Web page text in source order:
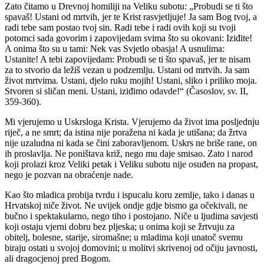
Zato čitamo u Drevnoj homiliji na Veliku subotu: „Probudi se ti što
spavaš! Ustani od mrtvih, jer te Krist rasvjetljuje! Ja sam Bog tvoj, a
radi tebe sam postao tvoj sin. Radi tebe i radi ovih koji su tvoji
potomci sada govorim i zapovijedam svima što su okovani: Iziđite!
A onima što su u tami: Nek vas Svjetlo obasja! A usnulima:
Ustanite! A tebi zapovijedam: Probudi se ti što spavaš, jer te nisam
za to stvorio da ležiš vezan u podzemlju. Ustani od mrtvih. Ja sam
život mrtvima. Ustani, djelo ruku mojih! Ustani, sliko i priliko moja.
Stvoren si sličan meni. Ustani, iziđimo odavde!“ (Časoslov, sv. II,
359-360).
Mi vjerujemo u Uskrsloga Krista. Vjerujemo da život ima posljednju
riječ, a ne smrt; da istina nije poražena ni kada je utišana; da žrtva
nije uzaludna ni kada se čini zaboravljenom. Uskrs ne briše rane, on
ih proslavlja. Ne poništava križ, nego mu daje smisao. Zato i narod
koji prolazi kroz Veliki petak i Veliku subotu nije osuđen na propast,
nego je pozvan na obraćenje nade.
Kao što mladica probija tvrdu i ispucalu koru zemlje, tako i danas u
Hrvatskoj niče život. Ne uvijek ondje gdje bismo ga očekivali, ne
bučno i spektakularno, nego tiho i postojano. Niče u ljudima savjesti
koji ostaju vjerni dobru bez pljeska; u onima koji se žrtvuju za
obitelj, bolesne, starije, siromašne; u mladima koji unatoč svemu
biraju ostati u svojoj domovini; u molitvi skrivenoj od očiju javnosti,
ali dragocjenoj pred Bogom.